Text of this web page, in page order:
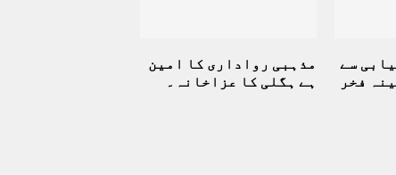
مذہبی رواداری کا امین
ہے ہگلی کا عزاخانہ۔
سے
فخر